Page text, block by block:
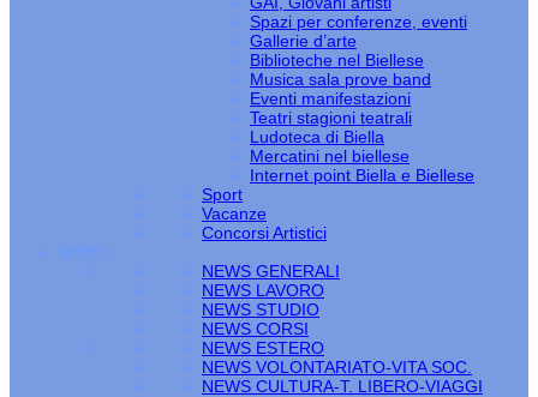
Spazi per conferenze, eventi
Gallerie d’arte
Biblioteche nel Biellese
Musica sala prove band
Eventi manifestazioni
Teatri stagioni teatrali
Ludoteca di Biella
Mercatini nel biellese
Internet point Biella e Biellese
Sport
Vacanze
Concorsi Artistici
NEWS
NEWS GENERALI
NEWS LAVORO
NEWS STUDIO
NEWS CORSI
NEWS ESTERO
NEWS VOLONTARIATO-VITA SOC.
NEWS CULTURA-T. LIBERO-VIAGGI